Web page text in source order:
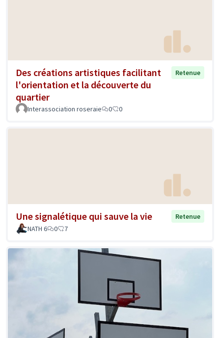
Des créations artistiques facilitant
l'orientation et la découverte du
quartier
Retenue
Interassociation roseraie 0 0
Une signalétique qui sauve la vie
Retenue
NATH 6
0 7